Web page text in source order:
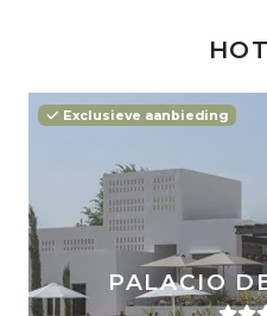
PALACIO
Exclusieve aanbieding